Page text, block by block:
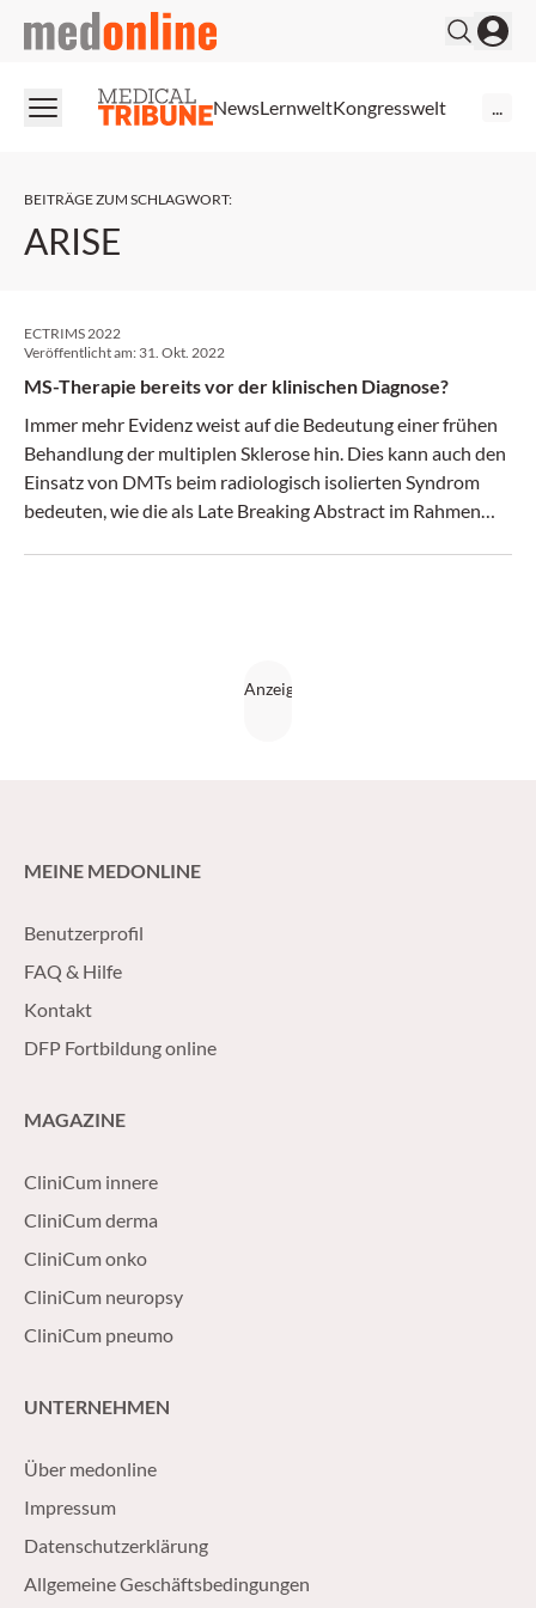
medonline
NewsLernweltKongresswelt
BEITRÄGE ZUM SCHLAGWORT:
ARISE
ECTRIMS 2022
Veröffentlicht am: 31. Okt. 2022
MS-Therapie bereits vor der klinischen Diagnose?
Immer mehr Evidenz weist auf die Bedeutung einer frühen
Behandlung der multiplen Sklerose hin. Dies kann auch den
Einsatz von DMTs beim radiologisch isolierten Syndrom
bedeuten, wie die als Late Breaking Abstract im Rahmen
MEINE MEDONLINE
Benutzerprofil
FAQ & Hilfe
Kontakt
DFP Fortbildung online
MAGAZINE
CliniCum innere
CliniCum derma
CliniCum onko
CliniCum neuropsy
CliniCum pneumo
UNTERNEHMEN
Über medonline
Impressum
Datenschutzerklärung
Allgemeine Geschäftsbedingungen